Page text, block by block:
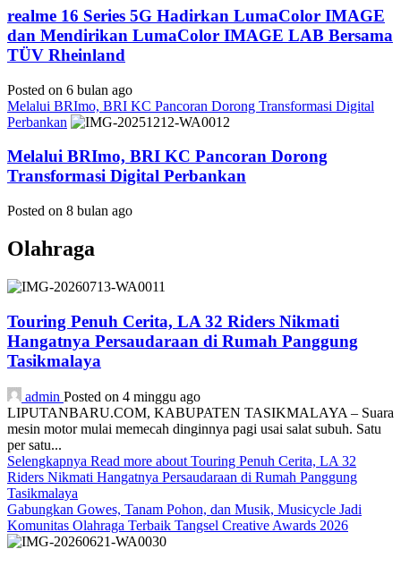
realme 16 Series 5G Hadirkan LumaColor IMAGE
dan Mendirikan LumaColor IMAGE LAB Bersama
TÜV Rheinland
Posted on 6 bulan ago
Melalui BRImo, BRI KC Pancoran Dorong Transformasi Digital
Perbankan
Melalui BRImo, BRI KC Pancoran Dorong
Transformasi Digital Perbankan
Posted on 8 bulan ago
Olahraga
Touring Penuh Cerita, LA 32 Riders Nikmati
Hangatnya Persaudaraan di Rumah Panggung
Tasikmalaya
admin Posted on 4 minggu ago
LIPUTANBARU.COM, KABUPATEN TASIKMALAYA – Suara
mesin motor mulai memecah dinginnya pagi usai salat subuh. Satu
per satu...
Selengkapnya Read more about Touring Penuh Cerita, LA 32
Riders Nikmati Hangatnya Persaudaraan di Rumah Panggung
Tasikmalaya
Gabungkan Gowes, Tanam Pohon, dan Musik, Musicycle Jadi
Komunitas Olahraga Terbaik Tangsel Creative Awards 2026